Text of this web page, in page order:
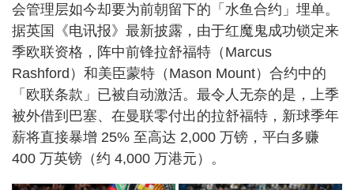
会管理层如今却要为前朝留下的「水鱼合约」埋单。
据英国《电讯报》最新披露，由于红魔鬼成功锁定来
季欧联资格，阵中前锋拉舒福特（Marcus
Rashford）和美臣蒙特（Mason Mount）合约中的
「欧联条款」已被自动激活。最令人无奈的是，上季
被外借到巴塞、在曼联零付出的拉舒福特，新球季年
薪将直接暴增 25% 至高达 2,000 万镑，平白多赚
400 万英镑（约 4,000 万港元）。